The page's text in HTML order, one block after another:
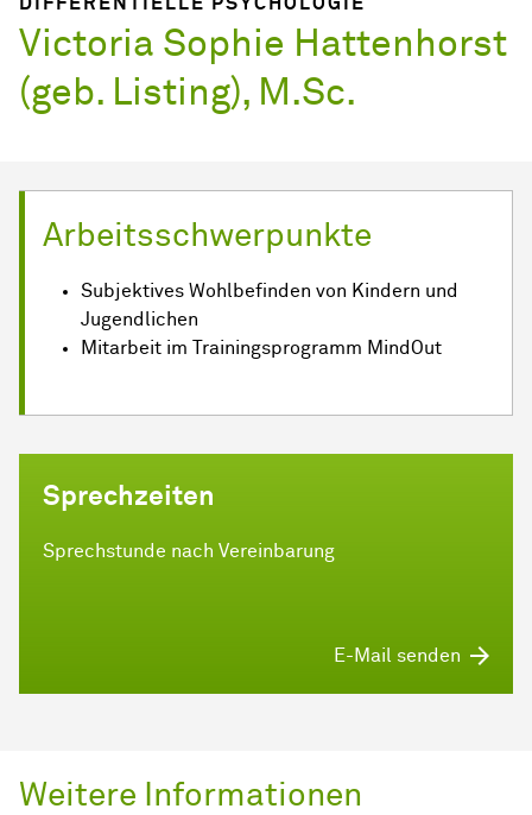
Victoria Sophie Hattenhorst
(geb. Listing), M.Sc.
Arbeitsschwerpunkte
Subjektives Wohlbefinden von Kindern und
Jugendlichen
Mitarbeit im Trainingsprogramm MindOut
Sprechzeiten
Sprechstunde nach Vereinbarung
E-Mail senden
Weitere Informationen